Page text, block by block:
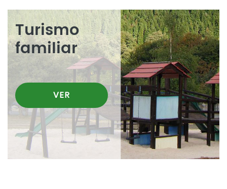
Turismo
familiar
VER